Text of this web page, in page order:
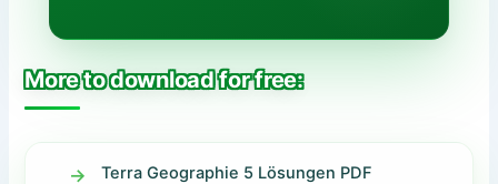
More to download for free:
Terra Geographie 5 Lösungen PDF